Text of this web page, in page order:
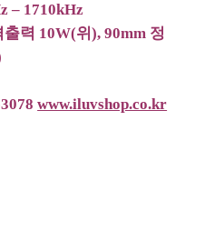
– 1710kHz
출력 10W(위), 90mm 정
www.iluvshop.co.kr